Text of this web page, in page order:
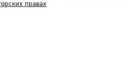
правах